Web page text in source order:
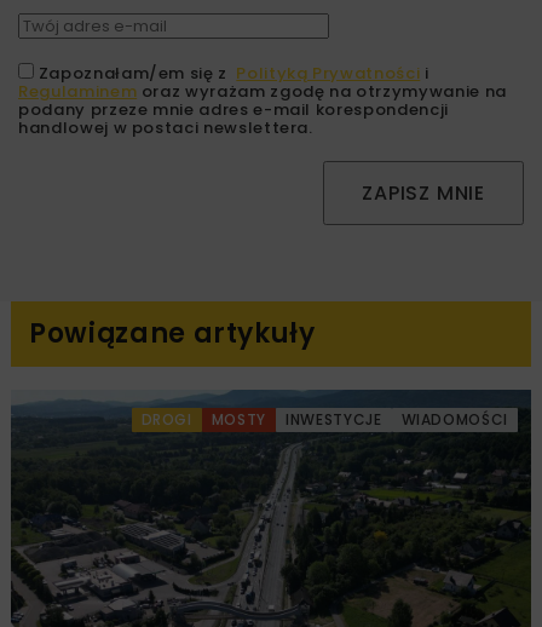
Zapoznałam/em się z Polityką Prywatności i
Regulaminem oraz wyrażam zgodę na otrzymywanie na
podany przeze mnie adres e-mail korespondencji
handlowej w postaci newslettera.
ZAPISZ MNIE
Powiązane artykuły
DROGI MOSTY INWESTYCJE WIADOMOŚCI